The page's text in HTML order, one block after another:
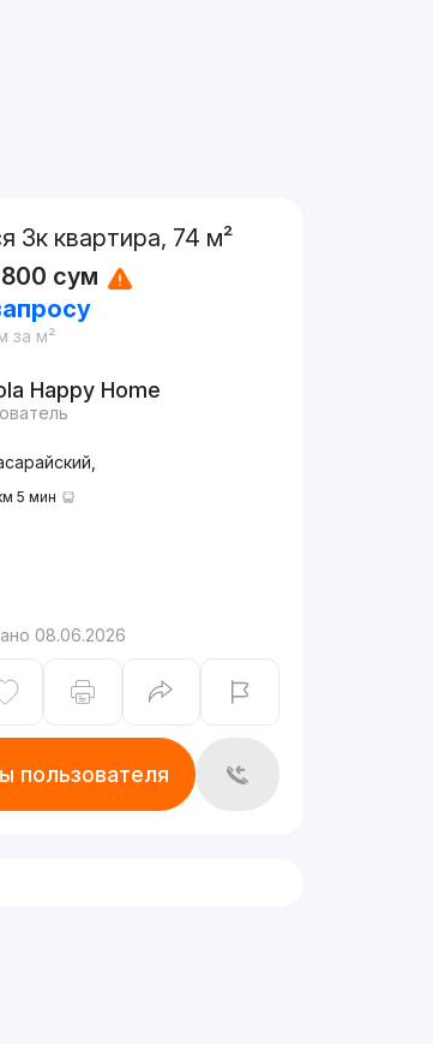
3к квартира, 74 м²
сум
за м²
Happy Home
5 мин
08.06.2026
пользователя